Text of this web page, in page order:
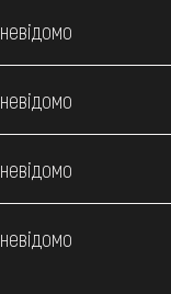
невідомо
невідомо
невідомо
невідомо